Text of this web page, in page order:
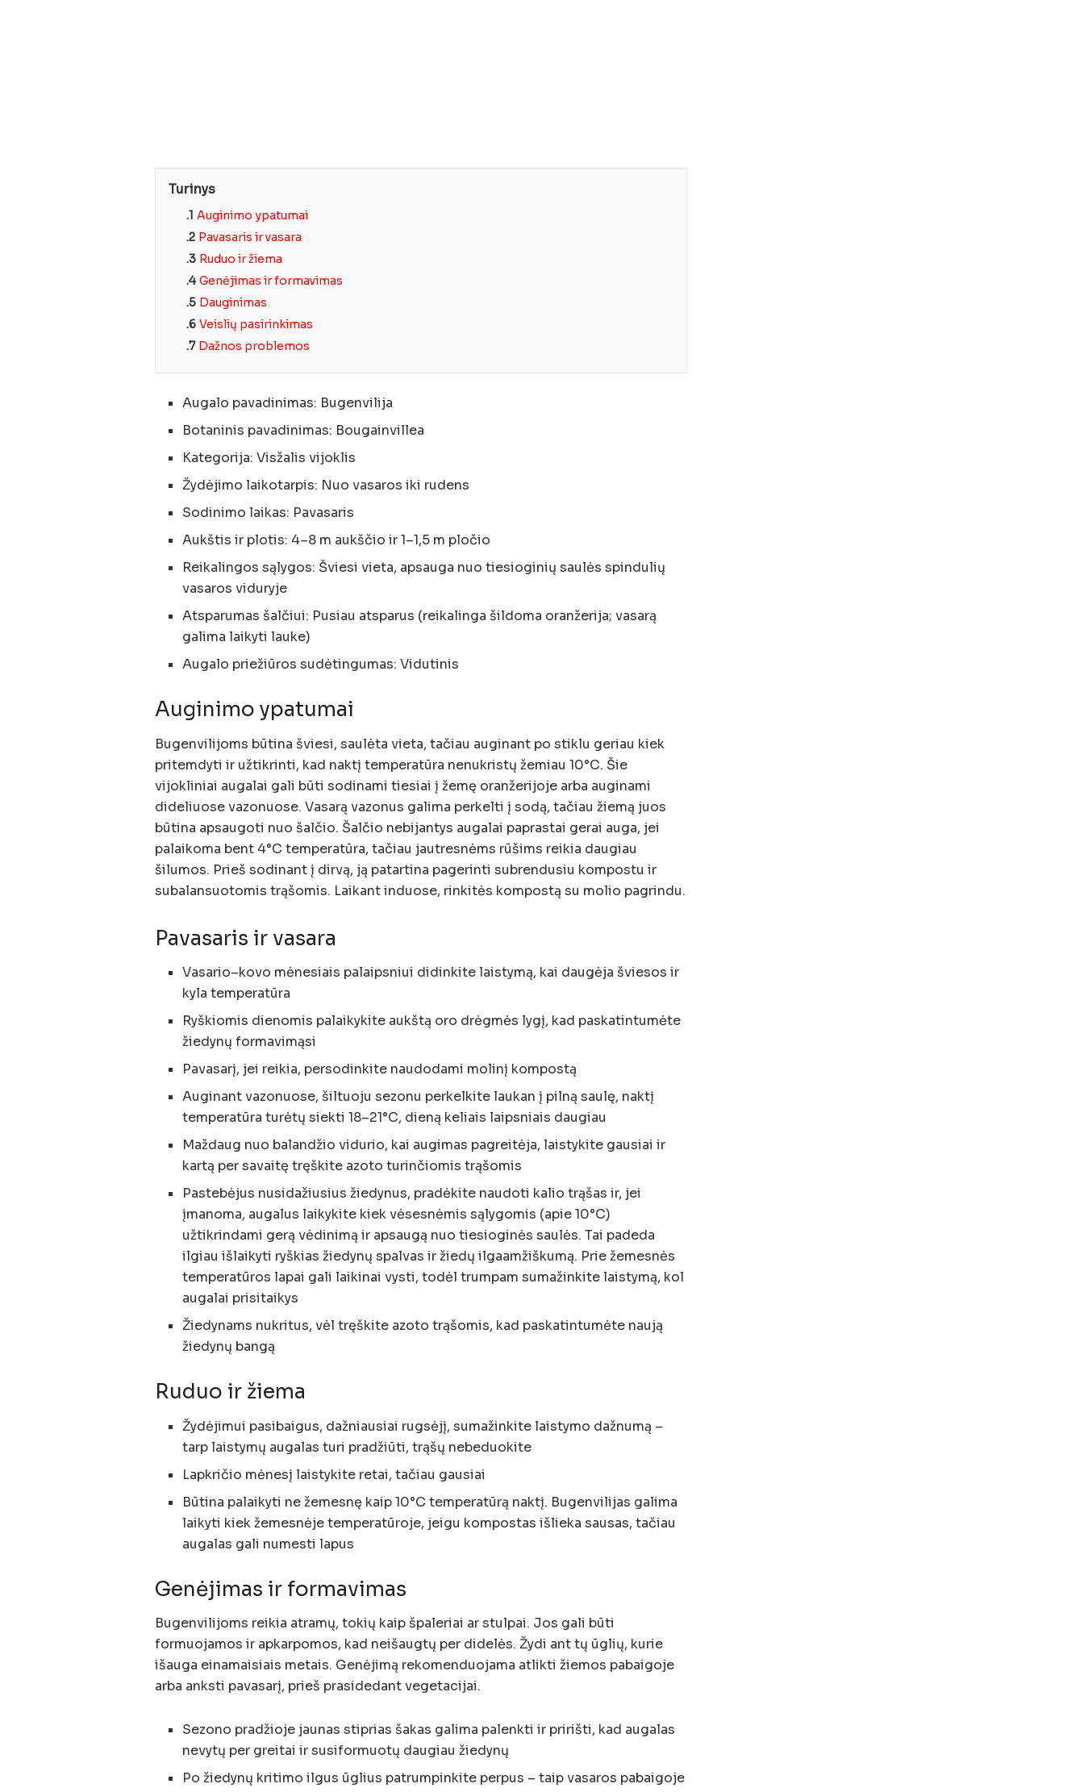
Turinys
.1 Auginimo ypatumai
.2 Pavasaris ir vasara
.3 Ruduo ir žiema
.4 Genėjimas ir formavimas
.5 Dauginimas
.6 Veislių pasirinkimas
.7 Dažnos problemos
Augalo pavadinimas: Bugenvilija
Botaninis pavadinimas: Bougainvillea
Kategorija: Visžalis vijoklis
Žydėjimo laikotarpis: Nuo vasaros iki rudens
Sodinimo laikas: Pavasaris
Aukštis ir plotis: 4–8 m aukščio ir 1–1,5 m pločio
Reikalingos sąlygos: Šviesi vieta, apsauga nuo tiesioginių saulės spindulių
vasaros viduryje
Atsparumas šalčiui: Pusiau atsparus (reikalinga šildoma oranžerija; vasarą
galima laikyti lauke)
Augalo priežiūros sudėtingumas: Vidutinis
Auginimo ypatumai
Bugenvilijoms būtina šviesi, saulėta vieta, tačiau auginant po stiklu geriau kiek
pritemdyti ir užtikrinti, kad naktį temperatūra nenukristų žemiau 10°C. Šie
vijokliniai augalai gali būti sodinami tiesiai į žemę oranžerijoje arba auginami
dideliuose vazonuose. Vasarą vazonus galima perkelti į sodą, tačiau žiemą juos
būtina apsaugoti nuo šalčio. Šalčio nebijantys augalai paprastai gerai auga, jei
palaikoma bent 4°C temperatūra, tačiau jautresnėms rūšims reikia daugiau
šilumos. Prieš sodinant į dirvą, ją patartina pagerinti subrendusiu kompostu ir
subalansuotomis trąšomis. Laikant induose, rinkitės kompostą su molio pagrindu.
Pavasaris ir vasara
Vasario–kovo mėnesiais palaipsniui didinkite laistymą, kai daugėja šviesos ir
kyla temperatūra
Ryškiomis dienomis palaikykite aukštą oro drėgmės lygį, kad paskatintumėte
žiedynų formavimąsi
Pavasarį, jei reikia, persodinkite naudodami molinį kompostą
Auginant vazonuose, šiltuoju sezonu perkelkite laukan į pilną saulę, naktį
temperatūra turėtų siekti 18–21°C, dieną keliais laipsniais daugiau
Maždaug nuo balandžio vidurio, kai augimas pagreitėja, laistykite gausiai ir
kartą per savaitę tręškite azoto turinčiomis trąšomis
Pastebėjus nusidažiusius žiedynus, pradėkite naudoti kalio trąšas ir, jei
įmanoma, augalus laikykite kiek vėsesnėmis sąlygomis (apie 10°C)
užtikrindami gerą vėdinimą ir apsaugą nuo tiesioginės saulės. Tai padeda
ilgiau išlaikyti ryškias žiedynų spalvas ir žiedų ilgaamžiškumą. Prie žemesnės
temperatūros lapai gali laikinai vysti, todėl trumpam sumažinkite laistymą, kol
augalai prisitaikys
Žiedynams nukritus, vėl tręškite azoto trąšomis, kad paskatintumėte naują
žiedynų bangą
Ruduo ir žiema
Žydėjimui pasibaigus, dažniausiai rugsėjį, sumažinkite laistymo dažnumą –
tarp laistymų augalas turi pradžiūti, trąšų nebeduokite
Lapkričio mėnesį laistykite retai, tačiau gausiai
Būtina palaikyti ne žemesnę kaip 10°C temperatūrą naktį. Bugenvilijas galima
laikyti kiek žemesnėje temperatūroje, jeigu kompostas išlieka sausas, tačiau
augalas gali numesti lapus
Genėjimas ir formavimas
Bugenvilijoms reikia atramų, tokių kaip špaleriai ar stulpai. Jos gali būti
formuojamos ir apkarpomos, kad neišaugtų per didelės. Žydi ant tų ūglių, kurie
išauga einamaisiais metais. Genėjimą rekomenduojama atlikti žiemos pabaigoje
arba anksti pavasarį, prieš prasidedant vegetacijai.
Sezono pradžioje jaunas stiprias šakas galima palenkti ir pririšti, kad augalas
nevytų per greitai ir susiformuotų daugiau žiedynų
Po žiedynų kritimo ilgus ūglius patrumpinkite perpus – taip vasaros pabaigoje